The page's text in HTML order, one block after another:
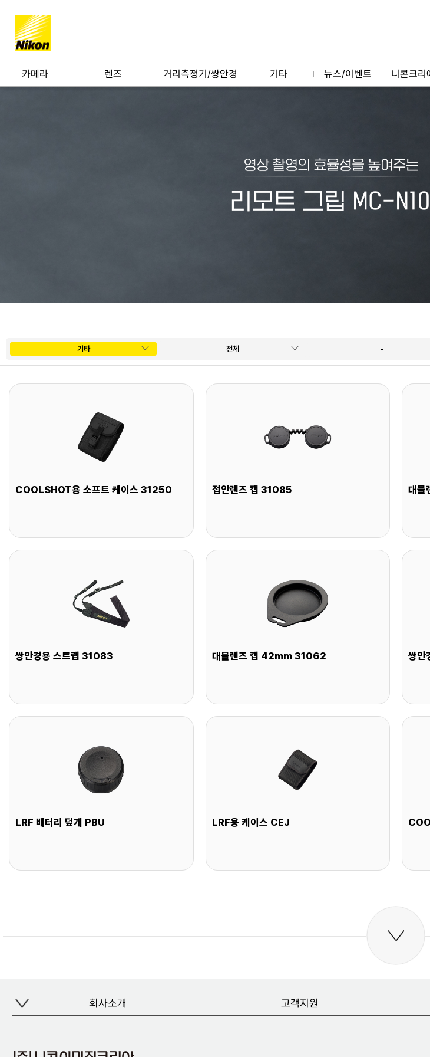
카메라 렌즈 거리측정기/쌍안경 기타 뉴스/이벤트 니콘크리
기타 전체 -
COOLSHOT용 소프트 케이스 31250 접안렌즈 캡 31085 대
쌍안경용 스트랩 31083 대물렌즈 캡 42mm 31062 쌍안
LRF 배터리 덮개 PBU LRF용 케이스 CEJ
회사소개 고객지원